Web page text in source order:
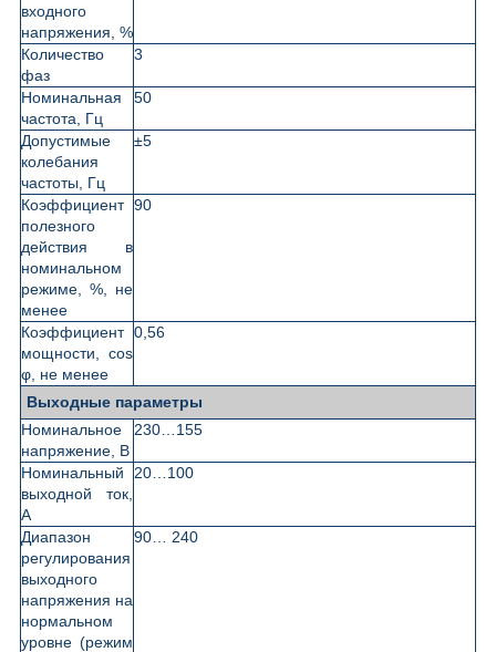
входного
напряжения, %
Количество
фаз
3
Номинальная
частота, Гц
50
Допустимые
колебания
частоты, Гц
±5
Коэффициент
полезного
действия в
номинальном
режиме, %, не
менее
90
Коэффициент
мощности, cos
φ, не менее
0,56
Выходные параметры
Номинальное
напряжение, В
230…155
Номинальный
выходной ток,
А
20…100
Диапазон
регулирования
выходного
напряжения на
нормальном
уровне (режим
90… 240